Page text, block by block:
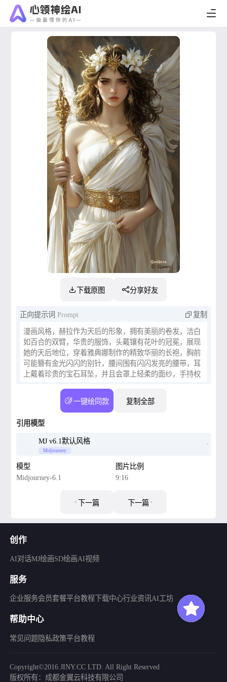
下载原图 分享好友
正向提示词 Prompt 复制
漫画风格，赫拉作为天后的形象，拥有美丽的卷发，洁白
如百合的双臂，华贵的服饰，头戴镶有花叶的冠冕，展现
她的天后地位，穿着雅典娜制作的精致华丽的长袍，胸前
可能簪有金光闪闪的别针，腰间围有闪闪发亮的腰带，耳
上戴着珍贵的宝石耳坠，并且会罩上轻柔的面纱，手持权
分，同时也表现出了忠诚和对家庭的保护，对宙斯的爱情
非常忠贞，但同时也以嫉妒和报复心理著称，特别是对待
牛和百合，孔雀是她的圣鸟，其羽毛上的眼斑象征着赫拉
的多面性和美丽，在奥林匹斯山上的地位仅次于宙斯，被
尊称为“神后”，在妇女中享有极高的崇敬，UHD，最佳质
一键绘同款 复制全部
引用模型
MJ v6.1默认风格
Midjourney
模型
Midjourney-6.1
图片比例
9:16
下一篇 下一篇
创作
AI对话MJ绘画SD绘画AI视频
服务
企业服务会员套餐平台教程 下载中心行业资讯AI工坊
帮助中心
常见问题隐私政策平台教程
Copyright©2016 JINY.CC LTD. All Right Reserved
版权所有：成都金翼云科技有限公司